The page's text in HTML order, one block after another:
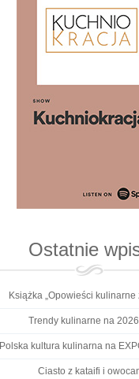
Ostatnie
Książka „Opowieści kulinarne
Trendy kulinarne na
Polska kultura kulinarna na
Ciasto z kataifi i